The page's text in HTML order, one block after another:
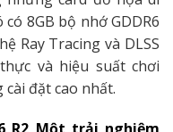
8GB bộ nhớ GDDR6
Ray Tracing và DLSS
và hiệu suất chơi
đặt cao nhất.